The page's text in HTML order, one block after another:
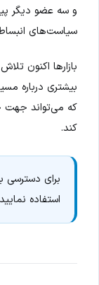
و سه عضو دیگر
سیاست‌های
بازارها اکنون
بیشتری درباره
که می‌تواند جهت
کند.
برای دسترسی
استفاده